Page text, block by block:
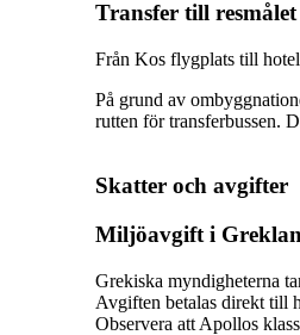
Transfer till resmålet
Från Kos flygplats till
På grund av
rutten för transferbussen.
Skatter och avgifter
Miljöavgift i
Grekiska myndigheterna
Avgiften betalas direkt till
Observera att Apollos